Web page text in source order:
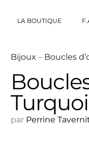
LA BOUTIQUE
Bijoux – Boucles
par Perrine